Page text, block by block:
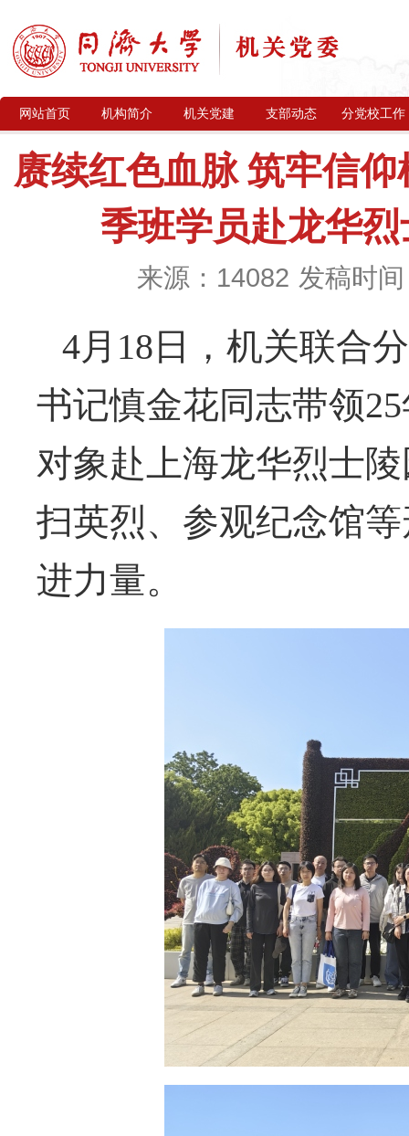
网站首页 机构简介 机关党建 支部动态 分党校工作
赓续红色血脉 筑牢信
季班学员赴龙华
来源：14082 发稿时
4月18日，机关联合
书记慎金花同志带领
对象赴上海龙华烈士
扫英烈、参观纪念馆
进力量。